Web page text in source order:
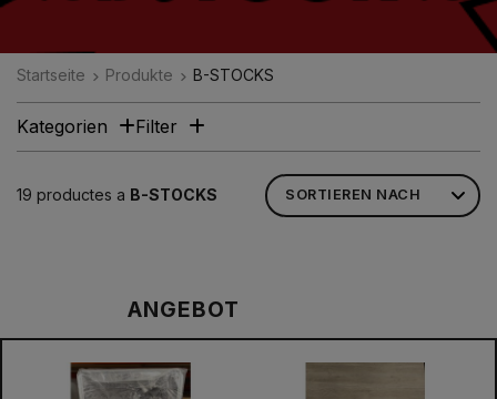
Startseite Produkte B-STOCKS
19 productes a B-STOCKS
ANGEBOT
Kategorien Filter